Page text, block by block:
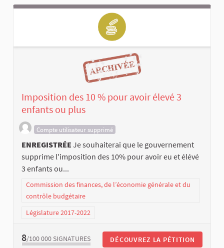
Imposition des 10 % pour avoir élevé 3
enfants ou plus
Compte utilisateur supprimé
ENREGISTRÉE Je souhaiterai que le gouvernement
supprime l'imposition des 10% pour avoir eu et élévé
3 enfants ou...
Commission des finances, de l’économie générale et du
contrôle budgétaire
Législature 2017-2022
8/100 000 SIGNATURES DÉCOUVREZ LA PÉTITION